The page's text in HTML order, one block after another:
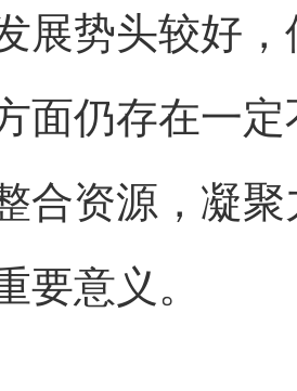
展势头较好
面仍存在一
合资源，凝
要意义。